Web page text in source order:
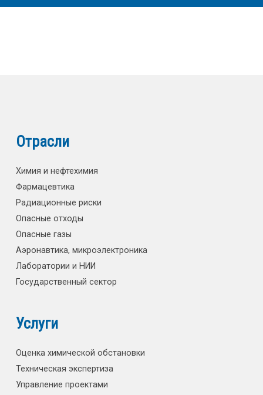
Отрасли
Химия и нефтехимия
Фармацевтика
Радиационные риски
Опасные отходы
Опасные газы
Аэронавтика, микроэлектроника
Лаборатории и НИИ
Государственный сектор
Услуги
Оценка химической обстановки
Техническая экспертиза
Управление проектами